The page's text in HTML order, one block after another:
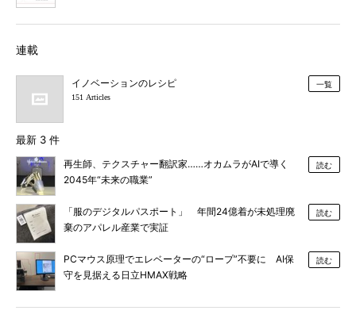
連載
イノベーションのレシピ
151 Articles
一覧
最新 3 件
再生師、テクスチャー翻訳家……オカムラがAIで導く
2045年“未来の職業”
読む
「服のデジタルパスポート」 年間24億着が未処理廃
棄のアパレル産業で実証
読む
PCマウス原理でエレベーターの“ロープ”不要に AI保
守を見据える日立HMAX戦略
読む